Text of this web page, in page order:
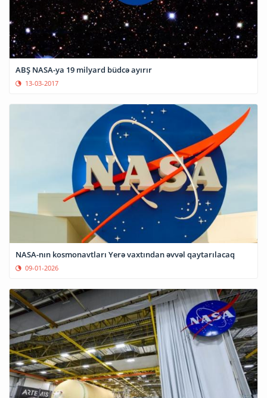
ABŞ NASA-ya 19 milyard büdcə ayırır
13-03-2017
NASA-nın kosmonavtları Yerə vaxtından əvvəl qaytarılacaq
09-01-2026